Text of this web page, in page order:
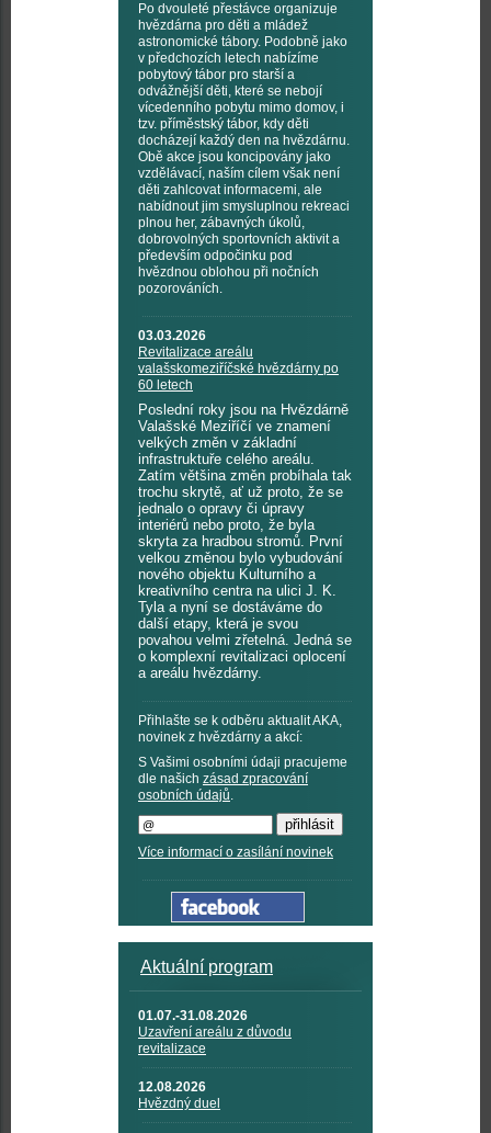
Po dvouleté přestávce organizuje
hvězdárna pro děti a mládež
astronomické tábory. Podobně jako
v předchozích letech nabízíme
pobytový tábor pro starší a
odvážnější děti, které se nebojí
vícedenního pobytu mimo domov, i
tzv. příměstský tábor, kdy děti
docházejí každý den na hvězdárnu.
Obě akce jsou koncipovány jako
vzdělávací, naším cílem však není
děti zahlcovat informacemi, ale
nabídnout jim smysluplnou rekreaci
plnou her, zábavných úkolů,
dobrovolných sportovních aktivit a
především odpočinku pod
hvězdnou oblohou při nočních
pozorováních.
03.03.2026
Revitalizace areálu
valašskomeziříčské hvězdárny po
60 letech
Poslední roky jsou na Hvězdárně
Valašské Meziříčí ve znamení
velkých změn v základní
infrastruktuře celého areálu.
Zatím většina změn probíhala tak
trochu skrytě, ať už proto, že se
jednalo o opravy či úpravy
interiérů nebo proto, že byla
skryta za hradbou stromů. První
velkou změnou bylo vybudování
nového objektu Kulturního a
kreativního centra na ulici J. K.
Tyla a nyní se dostáváme do
další etapy, která je svou
povahou velmi zřetelná. Jedná se
o komplexní revitalizaci oplocení
a areálu hvězdárny.
Přihlašte se k odběru aktualit AKA,
novinek z hvězdárny a akcí:
S Vašimi osobními údaji pracujeme
dle našich zásad zpracování
osobních údajů.
Více informací o zasílání novinek
Aktuální program
01.07.-31.08.2026
Uzavření areálu z důvodu
revitalizace
12.08.2026
Hvězdný duel